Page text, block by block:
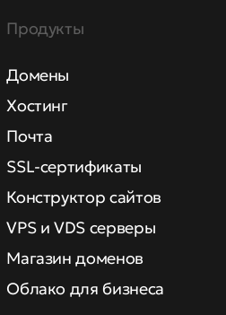
Продукты
Домены
Хостинг
Почта
SSL-сертификаты
Конструктор сайтов
VPS и VDS серверы
Магазин доменов
Облако для бизнеса